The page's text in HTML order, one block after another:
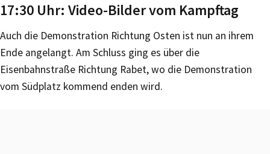
17:30 Uhr: Video-Bilder vom Kampftag
Auch die Demonstration Richtung Osten ist nun an ihrem
Ende angelangt. Am Schluss ging es über die
Eisenbahnstraße Richtung Rabet, wo die Demonstration
vom Südplatz kommend enden wird.